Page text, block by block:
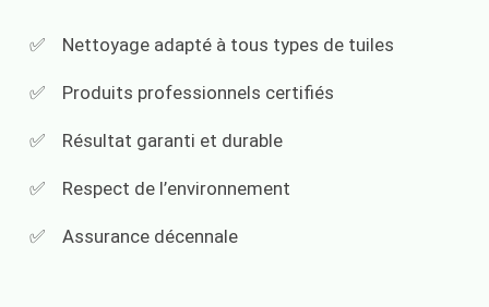
Nettoyage adapté à tous types de tuiles
Produits professionnels certifiés
Résultat garanti et durable
Respect de l’environnement
Assurance décennale